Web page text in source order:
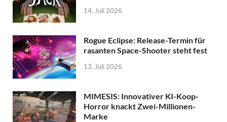
14. Juli 2026
Rogue Eclipse: Release-Termin für
rasanten Space-Shooter steht fest
13. Juli 2026
MIMESIS: Innovativer KI-Koop-
Horror knackt Zwei-Millionen-
Marke